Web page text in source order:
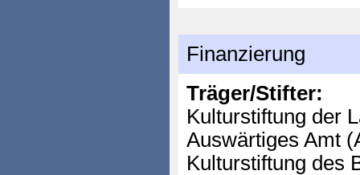
Finanzierung
Träger/Stifter:
Kulturstiftung der
Auswärtiges Amt
Kulturstiftung des